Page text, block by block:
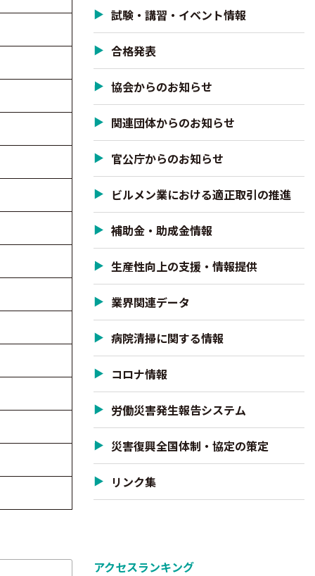
試験・講習・イベント情報
合格発表
協会からのお知らせ
関連団体からのお知らせ
官公庁からのお知らせ
ビルメン業における適正取引の推進
補助金・助成金情報
生産性向上の支援・情報提供
業界関連データ
病院清掃に関する情報
コロナ情報
労働災害発生報告システム
災害復興全国体制・協定の策定
リンク集
アクセスランキング